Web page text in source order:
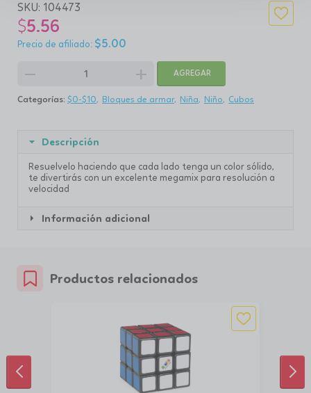
SKU: 104473
$5.56
$5.00
remove add AGREGAR
Categorías: $0-$10 Bloques de armar Niña Niño Cubos
Descripción
Resuelvelo haciendo que cada lado tenga un color sólido,
te divertirás con un excelente megamix para resolución a
velocidad
Información adicional
Productos relacionados
ANTERIOR